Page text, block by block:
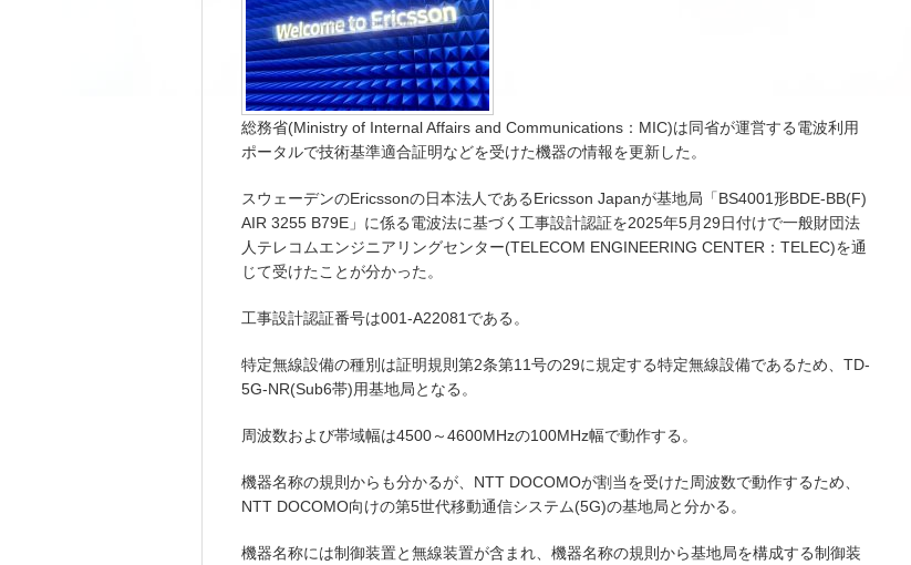
総務省(Ministry of Internal Affairs and Communications：MIC)は同省が運営する電波利用
ポータルで技術基準適合証明などを受けた機器の情報を更新した。
スウェーデンのEricssonの日本法人であるEricsson Japanが基地局「BS4001形BDE-BB(F)
AIR 3255 B79E」に係る電波法に基づく工事設計認証を2025年5月29日付けで一般財団法
人テレコムエンジニアリングセンター(TELECOM ENGINEERING CENTER：TELEC)を通
じて受けたことが分かった。
工事設計認証番号は001-A22081である。
特定無線設備の種別は証明規則第2条第11号の29に規定する特定無線設備であるため、TD-
5G-NR(Sub6帯)用基地局となる。
周波数および帯域幅は4500～4600MHzの100MHz幅で動作する。
機器名称の規則からも分かるが、NTT DOCOMOが割当を受けた周波数で動作するため、
NTT DOCOMO向けの第5世代移動通信システム(5G)の基地局と分かる。
機器名称には制御装置と無線装置が含まれ、機器名称の規則から基地局を構成する制御装